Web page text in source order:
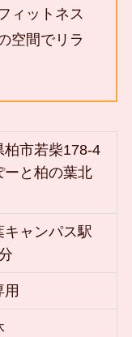
ィットネス
空間でリラ
柏市若柴178-4
ーと柏の葉北
キャンパス駅
用